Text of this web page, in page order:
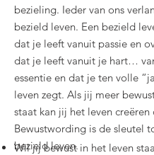
bezieling. Ieder van ons
bezield leven. Een bezield
dat je leeft vanuit passie en
dat je leeft vanuit je hart…
essentie en dat je ten volle
leven zegt. Als jij meer
staat kan jij het leven
Bewustwording is de sleutel
bezield leven.
Wil jij bewust in het leven